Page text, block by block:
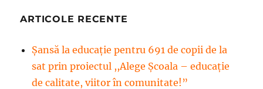
ARTICOLE RECENTE
Șansă la educație pentru 691 de copii de la
sat prin proiectul ,,Alege Școala – educație
de calitate, viitor în comunitate!”